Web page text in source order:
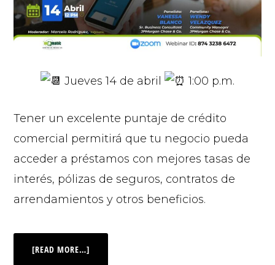
Jueves 14 de abril 1:00 p.m.
Tener un excelente puntaje de crédito
comercial permitirá que tu negocio pueda
acceder a préstamos con mejores tasas de
interés, pólizas de seguros, contratos de
arrendamientos y otros beneficios.
[READ MORE…]